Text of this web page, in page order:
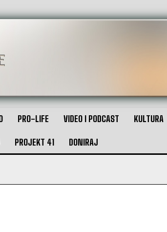
PRO-LIFE VIDEO I PODCAST KULTURA
PROJEKT 41 DONIRAJ